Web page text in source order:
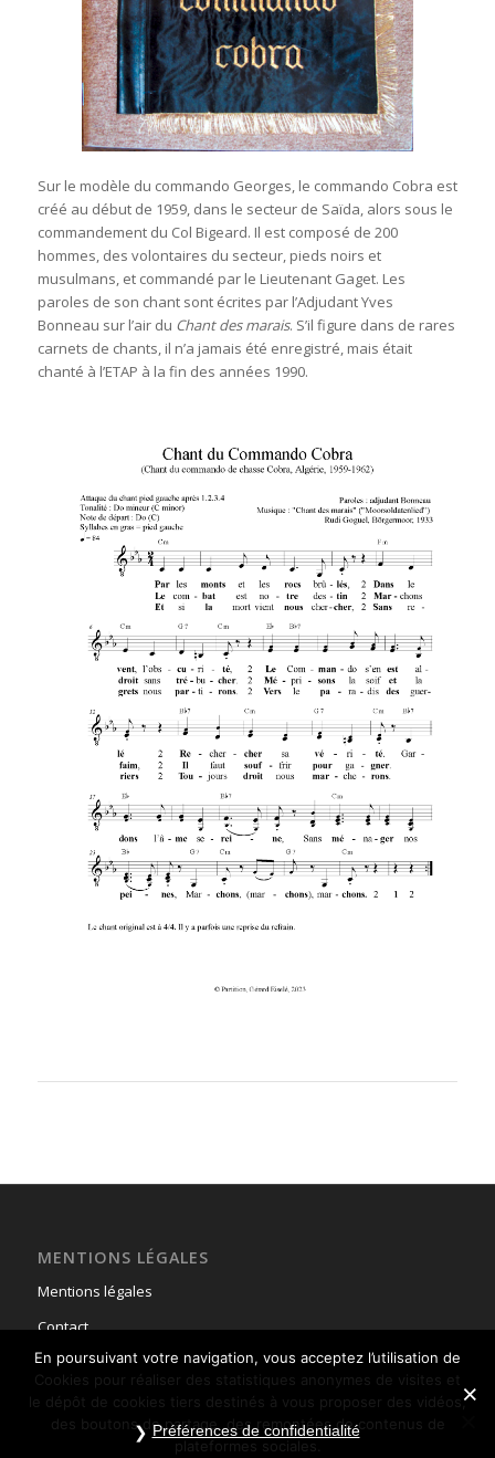
Sur le modèle du commando Georges, le commando Cobra est
créé au début de 1959, dans le secteur de Saïda, alors sous le
commandement du Col Bigeard. Il est composé de 200
hommes, des volontaires du secteur, pieds noirs et
musulmans, et commandé par le Lieutenant Gaget. Les
paroles de son chant sont écrites par l’Adjudant Yves
Bonneau sur l’air du Chant des marais. S’il figure dans de rares
carnets de chants, il n’a jamais été enregistré, mais était
chanté à l’ETAP à la fin des années 1990.
MENTIONS LÉGALES
Mentions légales
Contact
Préférences de confidentialité
En poursuivant votre navigation, vous acceptez l’utilisation de
Cookies pour réaliser des statistiques anonymes de visites et
le dépôt de cookies tiers destinés à vous proposer des vidéos,
des boutons de partage, des remontées de contenus de
plateformes sociales.